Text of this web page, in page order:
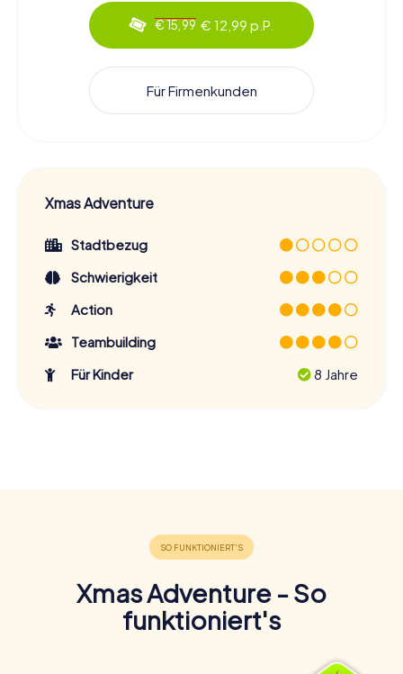
€ 15,99 € 12,99 p.P.
Für Firmenkunden
Xmas Adventure
Stadtbezug
Schwierigkeit
Action
Teambuilding
Für Kinder
8 Jahre
Xmas Adventure - So
funktioniert's